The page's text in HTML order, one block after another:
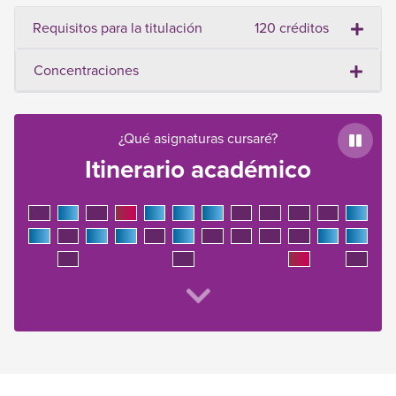
Requisitos para la titulación 120 créditos
Concentraciones
Pausa
¿Qué asignaturas cursaré?
Itinerario académico